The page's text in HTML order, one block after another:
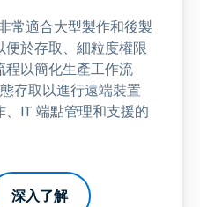
適合大型製作和後製
於存取、細粒度權限
程以簡化生產工作流
存取以進行遠端裝置
IT 端點管理和支援的
深入了解